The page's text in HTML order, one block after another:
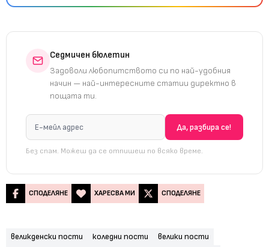
Седмичен бюлетин
Задоволи любопитството си по най-удобния
начин — най-интересните статии директно в
пощата ти.
Без спам. Можеш да се отпишеш по всяко време.
СПОДЕЛЯНЕ ХАРЕСВА МИ СПОДЕЛЯНЕ
великденски пости коледни пости
велики пости